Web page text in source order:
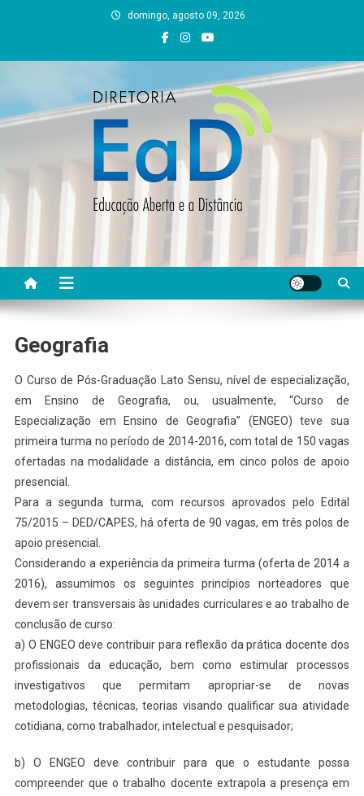
domingo, agosto 09, 2026
DEAD UFVJM
Geografia
O Curso de Pós-Graduação Lato Sensu, nível de especialização,
em Ensino de Geografia, ou, usualmente, “Curso de
Especialização em Ensino de Geografia” (ENGEO) teve sua
primeira turma no período de 2014-2016, com total de 150 vagas
ofertadas na modalidade a distância, em cinco polos de apoio
presencial.
Para a segunda turma, com recursos aprovados pelo Edital
75/2015 – DED/CAPES, há oferta de 90 vagas, em três polos de
apoio presencial.
Considerando a experiência da primeira turma (oferta de 2014 a
2016), assumimos os seguintes princípios norteadores que
devem ser transversais às unidades curriculares e ao trabalho de
conclusão de curso:
a) O ENGEO deve contribuir para reflexão da prática docente dos
profissionais da educação, bem como estimular processos
investigativos que permitam apropriar-se de novas
metodologias, técnicas, teorias visando qualificar sua atividade
cotidiana, como trabalhador, intelectual e pesquisador;
b) O ENGEO deve contribuir para que o estudante possa
compreender que o trabalho docente extrapola a presença em